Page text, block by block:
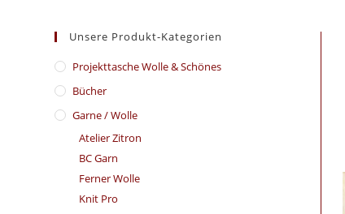
Unsere Produkt-Kategorien
​Projekttasche Wolle & Schönes
Bücher
Garne / Wolle
Atelier Zitron
BC Garn
Ferner Wolle
Knit Pro